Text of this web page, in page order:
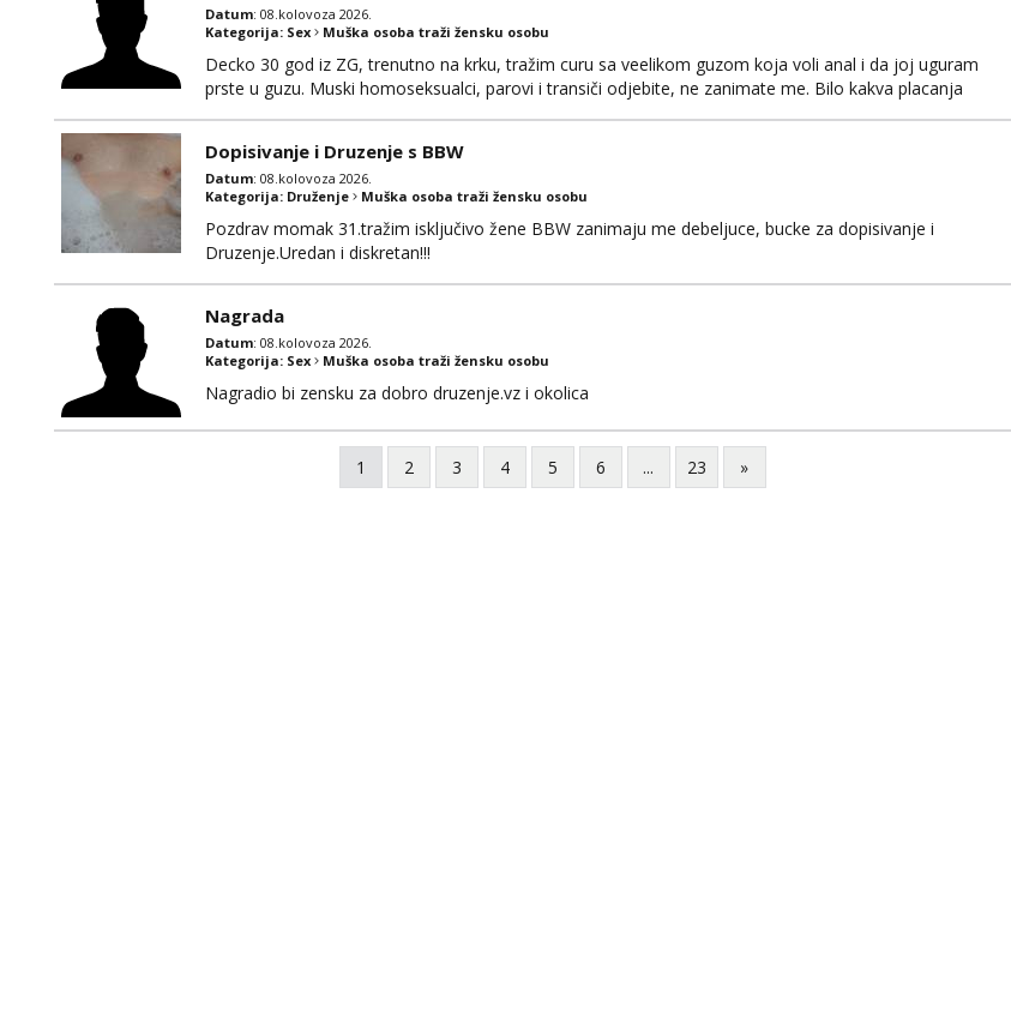
Datum: 08.kolovoza 2026.
Kategorija: Sex Muška osoba traži žensku osobu
Decko 30 god iz ZG, trenutno na krku, tražim curu sa veelikom guzom koja voli anal i da joj uguram
prste u guzu. Muski homoseksualci, parovi i transiči odjebite, ne zanimate me. Bilo kakva placanja
Dopisivanje i Druzenje s BBW
Datum: 08.kolovoza 2026.
Kategorija: Druženje Muška osoba traži žensku osobu
Pozdrav momak 31.tražim isključivo žene BBW zanimaju me debeljuce, bucke za dopisivanje i
Druzenje.Uredan i diskretan!!!
Nagrada
Datum: 08.kolovoza 2026.
Kategorija: Sex Muška osoba traži žensku osobu
Nagradio bi zensku za dobro druzenje.vz i okolica
1 2 3 4 5 6 ... 23 »